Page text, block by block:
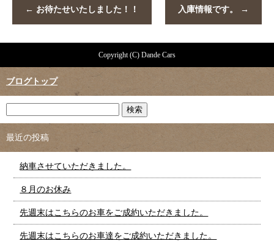
← お待たせいたしました！！ 入庫情報です。 →
Copyright (C) Dande Cars
ブログトップ
最近の投稿
納車させていただきました。
８月のお休み
先週末はこちらのお車をご成約いただきました。
先週末はこちらのお車達をご成約いただきました。